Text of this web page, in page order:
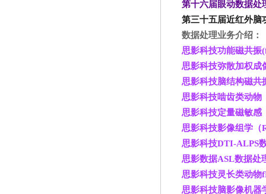
第十六届眼动数据处
第三十五届近红外脑
数据处理业务介绍：
思影科技功能磁共振
思影科技弥散加权成
思影科技脑结构磁共
思影科技啮齿类动
思影科技定量磁敏感
思影科技影像组学（
思影科技DTI-ALPS
思影数据ASL数据处
思影科技灵长类动物
思影科技脑影像机器